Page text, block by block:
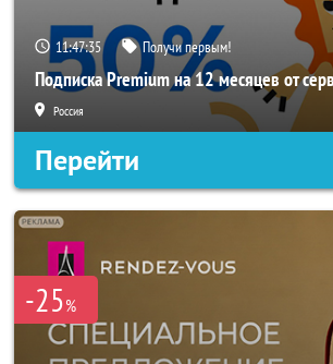
11:47:33 Получи первым!
Подписка Premium на 12 месяцев от
Россия
Перейти
-25%